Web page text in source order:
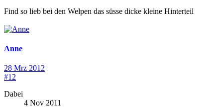
Find so lieb bei den Welpen das süsse dicke kleine Hinterteil
Anne
28 Mrz 2012
#12
Dabei
4 Nov 2011